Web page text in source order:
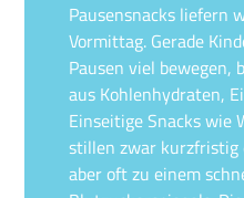
Pausensnacks liefern
Vormittag. Gerade
Pausen viel bewegen,
aus Kohlenhydraten,
Einseitige Snacks wie
stillen zwar kurzfristig
aber oft zu einem